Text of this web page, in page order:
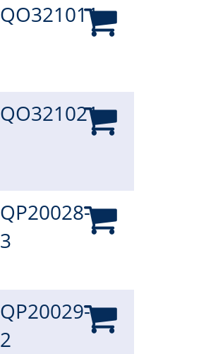
QO321011
QO321021
QP20028-
3
QP20029-
2